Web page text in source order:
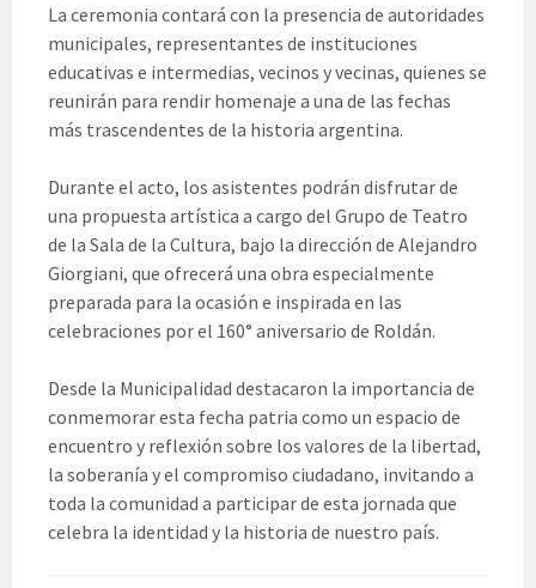
La ceremonia contará con la presencia de autoridades
municipales, representantes de instituciones
educativas e intermedias, vecinos y vecinas, quienes se
reunirán para rendir homenaje a una de las fechas
más trascendentes de la historia argentina.
Durante el acto, los asistentes podrán disfrutar de
una propuesta artística a cargo del Grupo de Teatro
de la Sala de la Cultura, bajo la dirección de Alejandro
Giorgiani, que ofrecerá una obra especialmente
preparada para la ocasión e inspirada en las
celebraciones por el 160° aniversario de Roldán.
Desde la Municipalidad destacaron la importancia de
conmemorar esta fecha patria como un espacio de
encuentro y reflexión sobre los valores de la libertad,
la soberanía y el compromiso ciudadano, invitando a
toda la comunidad a participar de esta jornada que
celebra la identidad y la historia de nuestro país.